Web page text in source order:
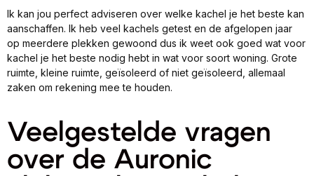
Ik kan jou perfect adviseren over welke kachel je het beste kan
aanschaffen. Ik heb veel kachels getest en de afgelopen jaar
op meerdere plekken gewoond dus ik weet ook goed wat voor
kachel je het beste nodig hebt in wat voor soort woning. Grote
ruimte, kleine ruimte, geïsoleerd of niet geïsoleerd, allemaal
zaken om rekening mee te houden.
Veelgestelde vragen
over de Auronic